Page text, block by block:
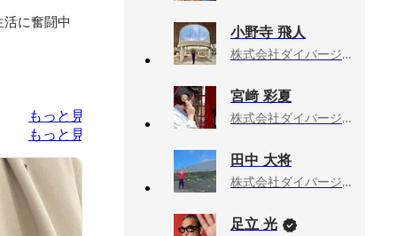
に奮闘中
もっと見る
もっと見る
小野寺 飛人
株式会社ダイバージェンス, キャリアアドバイザー
宮﨑 彩夏
株式会社ダイバージェンス, 採用コーディネーター
田中 大将
株式会社ダイバージェンス, キャリアアドバイザー
足立 光